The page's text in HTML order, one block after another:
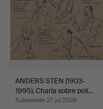
ANDERS STEN (1903-
1995). Charla sobre polí…
Subastado 27 jul 2026